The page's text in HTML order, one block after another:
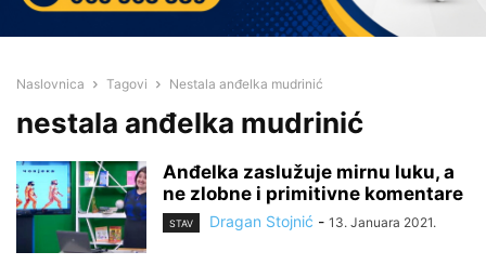
Naslovnica Tagovi Nestala anđelka mudrinić
nestala anđelka mudrinić
Anđelka zaslužuje mirnu luku, a
ne zlobne i primitivne komentare
STAV Dragan Stojnić - 13. Januara 2021.